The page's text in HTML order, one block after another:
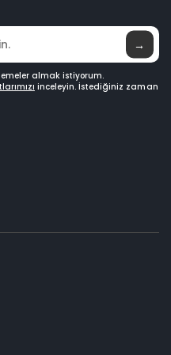
→
almak istiyorum.
inceleyin. İstediğiniz zaman